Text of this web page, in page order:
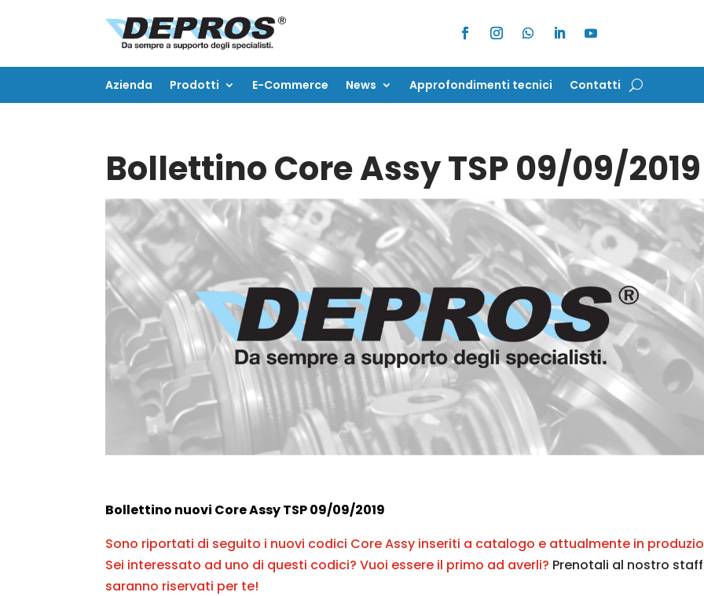
Azienda Prodotti E-Commerce News Approfondimenti tecnici Contatti
Azienda Prodotti E-Commerce News Approfondimenti tecnici Contatti
Bollettino Core Assy TSP 09/09/2019
Bollettino nuovi Core Assy TSP 09/09/2019
Sono riportati di seguito i nuovi codici Core Assy inseriti a catalogo e attualmente in
Sei interessato ad uno di questi codici? Vuoi essere il primo ad averli? Prenotali al nostro staff
saranno riservati per te!